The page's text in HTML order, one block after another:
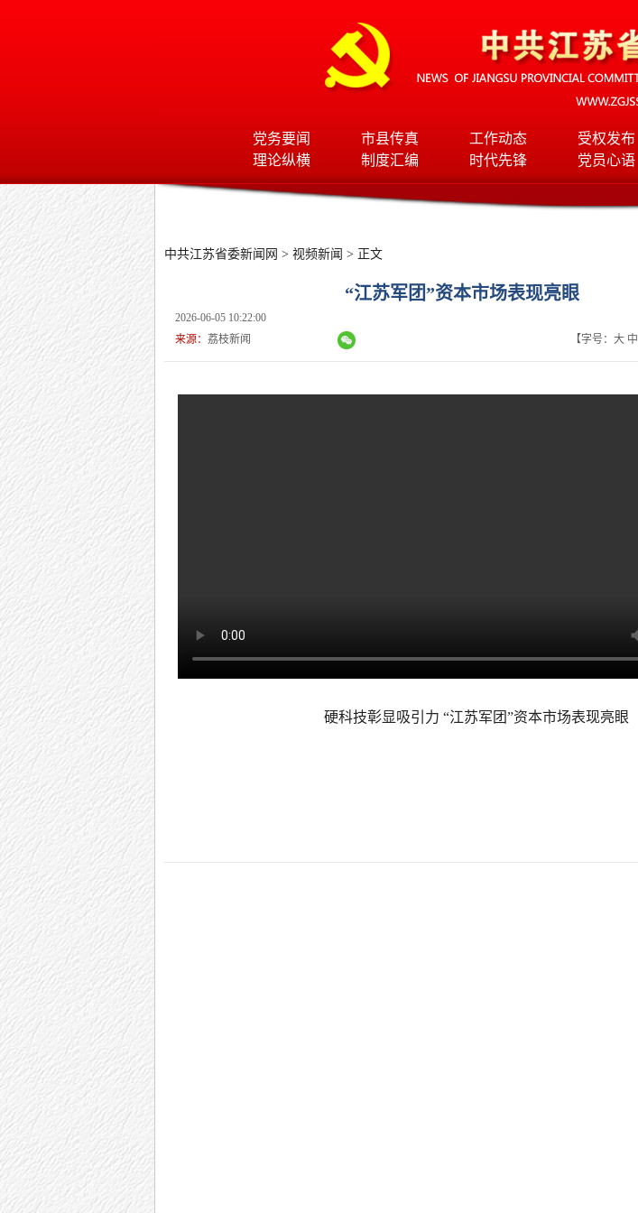
党务要闻 市县传真 工作动态 受权发布
理论纵横
制度汇编 时代先锋 党员心语
中共江苏省委新闻网 > 视频新闻 > 正文
“江苏军团”资本市场表现亮眼
2026-06-05 10:22:00
来源： 荔枝新闻 【字号： 大 中
硬科技彰显吸引力 “江苏军团”资本市场表现亮眼